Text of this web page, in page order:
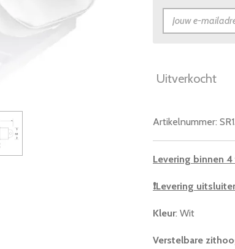
Uitverkocht
Artikelnummer:
Levering binnen
❗Levering
Kleur: Wit
Verstelbare